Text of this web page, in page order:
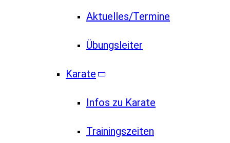
Aktuelles/Termine
Übungsleiter
Karate
Infos zu Karate
Trainingszeiten